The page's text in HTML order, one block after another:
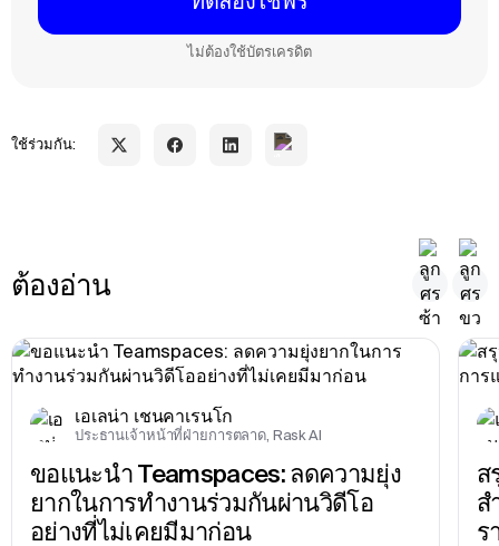
ไม่ต้องใช้บัตรเครดิต
ใช้ร่วมกัน:
ต้องอ่าน
เอเลน่า เชนคาเรนโก
ประธานเจ้าหน้าที่ฝ่ายการตลาด, Rask AI
ขอแนะนำ Teamspaces: ลดความยุ่ง
ยากในการทำงานร่วมกันผ่านวิดีโอ
อย่างที่ไม่เคยมีมาก่อน
ส
สํ
ร